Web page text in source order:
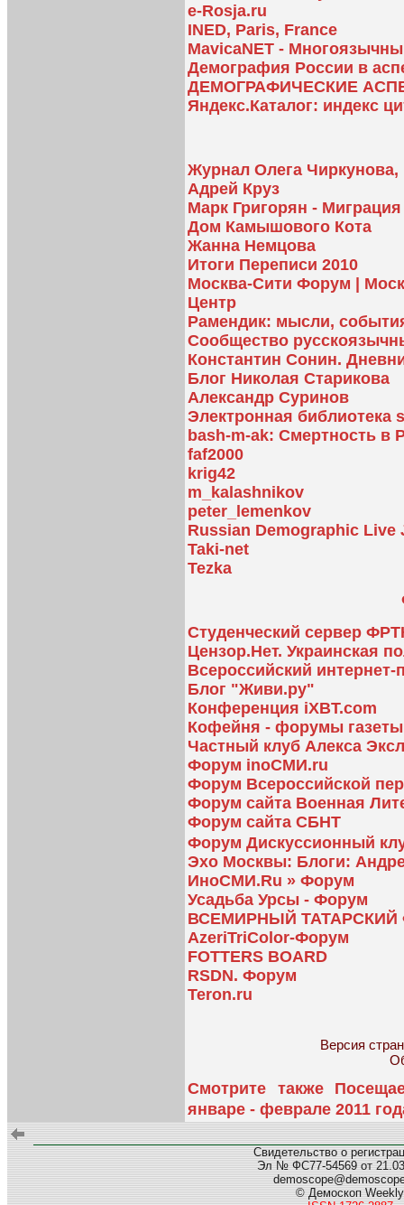
e-Rosja.ru
INED, Paris, France
MavicaNET -
Демография России в
ДЕМОГРАФИЧЕСКИЕ
Яндекс.Каталог: индекс
Журнал Олега Чиркунова,
Адрей Круз
Марк Григорян -
Дом Камышового Кота
Жанна Немцова
Итоги Переписи 2010
Москва-Сити Форум |
Центр
Рамендик: мысли,
Сообщество
Константин Сонин.
Блог Николая Старикова
Александр Суринов
Электронная библиотека
bash-m-ak: Смертность в
faf2000
krig42
m_kalashnikov
peter_lemenkov
Russian Demographic Live
Taki-net
Tezka
Студенческий сервер
Цензор.Нет. Украинская
Всероссийский
Блог "Живи.ру"
Конференция iXBT.com
Кофейня - форумы
Частный клуб Алекса
Форум inoСМИ.ru
Форум Всероссийской
Форум сайта Военная
Форум сайта СБНТ
Форум Дискуссионный
Эхо Москвы: Блоги:
ИноСМИ.Ru » Форум
Усадьба Урсы - Форум
ВСЕМИРНЫЙ
AzeriTriColor-Форум
FOTTERS BOARD
RSDN. Форум
Teron.ru
Версия
Смотрите также
январе - феврале 2011
Свидетельство о
Эл № ФС77-54569 от
© Демоскоп Weekly